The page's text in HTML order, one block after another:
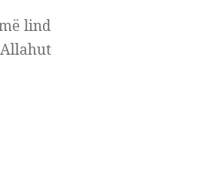
lind